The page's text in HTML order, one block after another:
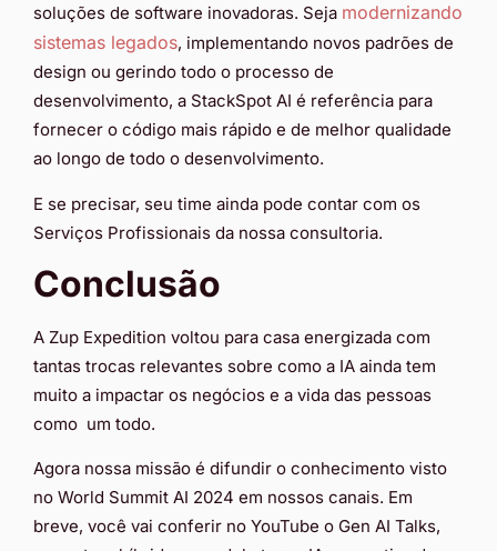
soluções de software inovadoras. Seja modernizando
sistemas legados, implementando novos padrões de
design ou gerindo todo o processo de
desenvolvimento, a StackSpot AI é referência para
fornecer o código mais rápido e de melhor qualidade
ao longo de todo o desenvolvimento.
E se precisar, seu time ainda pode contar com os
Serviços Profissionais da nossa consultoria.
Conclusão
A Zup Expedition voltou para casa energizada com
tantas trocas relevantes sobre como a IA ainda tem
muito a impactar os negócios e a vida das pessoas
como um todo.
Agora nossa missão é difundir o conhecimento visto
no World Summit AI 2024 em nossos canais. Em
breve, você vai conferir no YouTube o Gen AI Talks,